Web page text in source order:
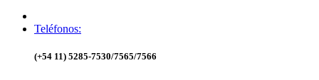
Teléfonos:
(+54 11) 5285-7530/7565/7566